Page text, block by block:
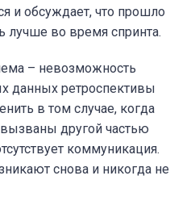
и обсуждает, что прошло
лучше во время спринта.
– невозможность
данных ретроспективы
в том случае, когда
другой частью
коммуникация.
снова и никогда не